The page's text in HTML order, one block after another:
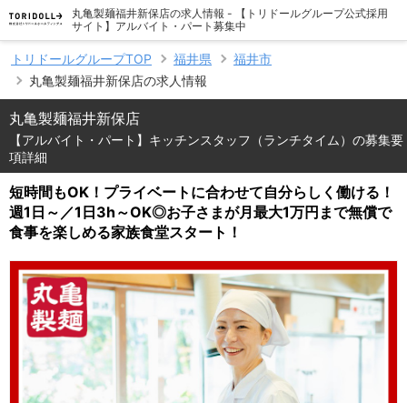
丸亀製麺福井新保店の求人情報 - 【トリドールグループ公式採用
サイト】アルバイト・パート募集中
トリドールグループTOP 福井県
福井市
丸亀製麺福井新保店の求人情報
丸亀製麺福井新保店
【アルバイト・パート】キッチンスタッフ（ランチタイム）の募集要
項詳細
短時間もOK！プライベートに合わせて自分らしく働ける！
週1日～／1日3h～OK◎お子さまが月最大1万円まで無償で
食事を楽しめる家族食堂スタート！